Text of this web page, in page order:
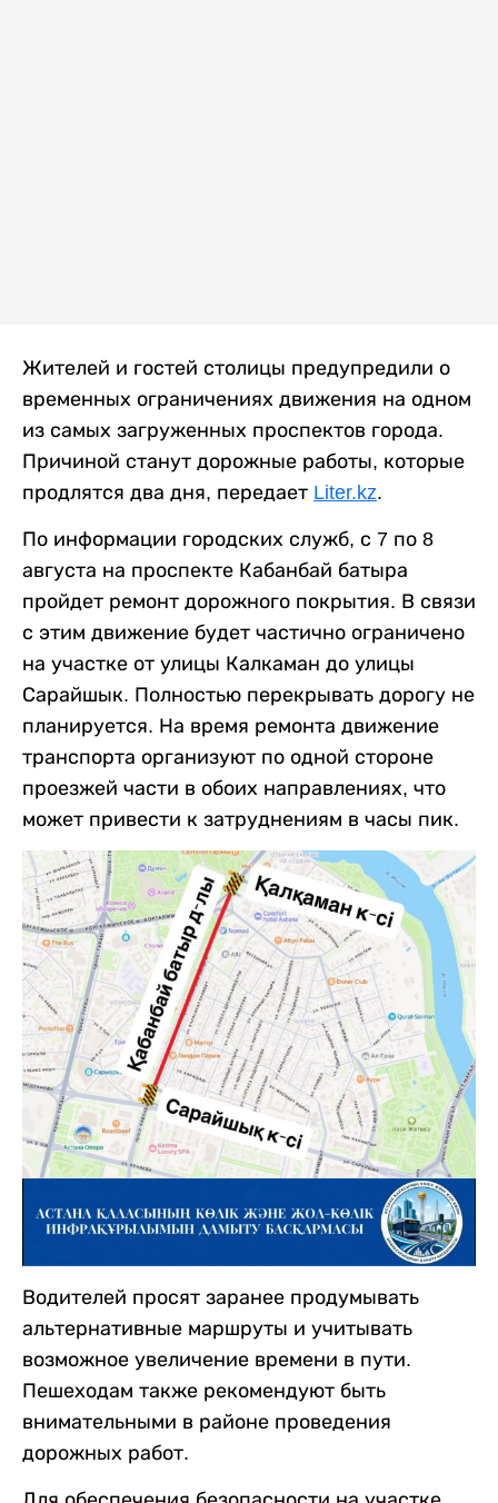
Жителей и гостей столицы предупредили о
временных ограничениях движения на одном
из самых загруженных проспектов города.
Причиной станут дорожные работы, которые
продлятся два дня, передает Liter.kz.
По информации городских служб, с 7 по 8
августа на проспекте Кабанбай батыра
пройдет ремонт дорожного покрытия. В связи
с этим движение будет частично ограничено
на участке от улицы Калкаман до улицы
Сарайшык. Полностью перекрывать дорогу не
планируется. На время ремонта движение
транспорта организуют по одной стороне
проезжей части в обоих направлениях, что
может привести к затруднениям в часы пик.
Водителей просят заранее продумывать
альтернативные маршруты и учитывать
возможное увеличение времени в пути.
Пешеходам также рекомендуют быть
внимательными в районе проведения
дорожных работ.